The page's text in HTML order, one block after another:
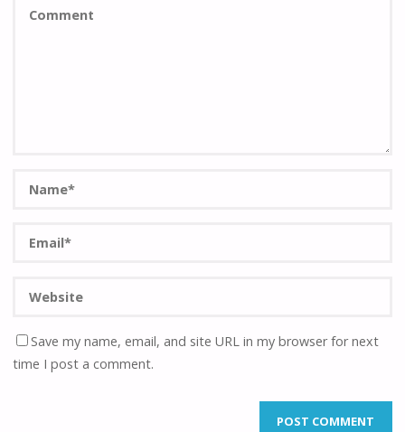
Save my name, email, and site URL in my browser for next
time I post a comment.